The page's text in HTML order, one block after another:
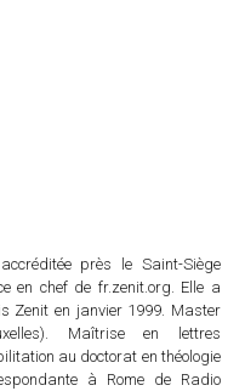
près le Saint-Siège
en chef de fr.zenit.org. Elle a
Zenit en janvier 1999. Master
Maîtrise en lettres
au doctorat en théologie
à Rome de Radio